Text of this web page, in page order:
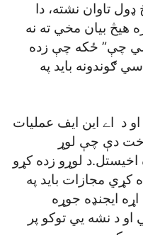
تاوان نشته، دا
هيڅ بيان مخي ته نه
چې” ځکه چې زده
ګوندونه بايد په
د اے اين ايف عمليات
دې چې لوړ
لوړو زده کړو
کړي مجازات بايد په
ايجنډه جوړه
د نشه يي توکو پر